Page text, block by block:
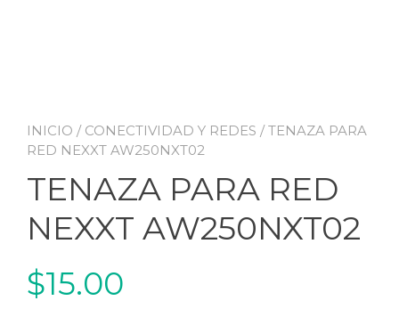
INICIO / CONECTIVIDAD Y REDES / TENAZA PARA
RED NEXXT AW250NXT02
TENAZA PARA RED
NEXXT AW250NXT02
$15.00